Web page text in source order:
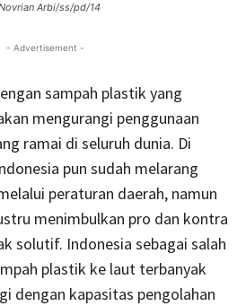
Arbi/ss/pd/14
- Advertisement -
sampah plastik yang
mengurangi penggunaan
ramai di seluruh dunia. Di
pun sudah melarang
peraturan daerah, namun
menimbulkan pro dan kontra
solutif. Indonesia sebagai salah
plastik ke laut terbanyak
dengan kapasitas pengolahan